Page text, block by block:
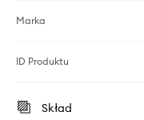
Marka
ID Produktu
Skład